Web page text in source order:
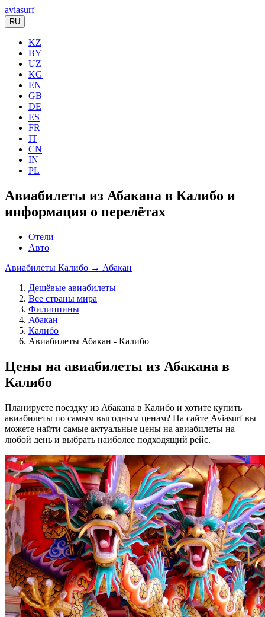
aviasurf
RU
KZ
BY
UZ
KG
EN
GB
DE
ES
FR
IT
CN
IN
PL
Авиабилеты из Абакана в Калибо и
информация о перелётах
Отели
Авто
Авиабилеты Калибо → Абакан
Дешёвые авиабилеты
Все страны мира
Филиппины
Абакан
Калибо
Авиабилеты Абакан - Калибо
Цены на авиабилеты из Абакана в
Калибо
Планируете поездку из Абакана в Калибо и хотите купить
авиабилеты по самым выгодным ценам? На сайте Aviasurf вы
можете найти самые актуальные цены на авиабилеты на
любой день и выбрать наиболее подходящий рейс.